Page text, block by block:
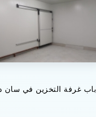
باب غرفة التخزين في سان